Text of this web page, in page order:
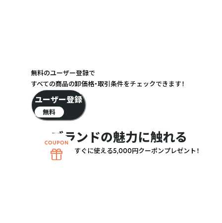
ーガニック ホ...3,280円2,280円【100%オーガニッ
ガニック ダマスクローズ...3,280円3,480円【新商
ブランドの魅力に触れる
無料のユーザー登録で
すべての商品の卸価格・取引条件をチェックできます！
ユーザー登録
無料
すぐに使える5,000円クーポンプレゼント！